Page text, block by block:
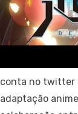
conta no twitter
adaptação